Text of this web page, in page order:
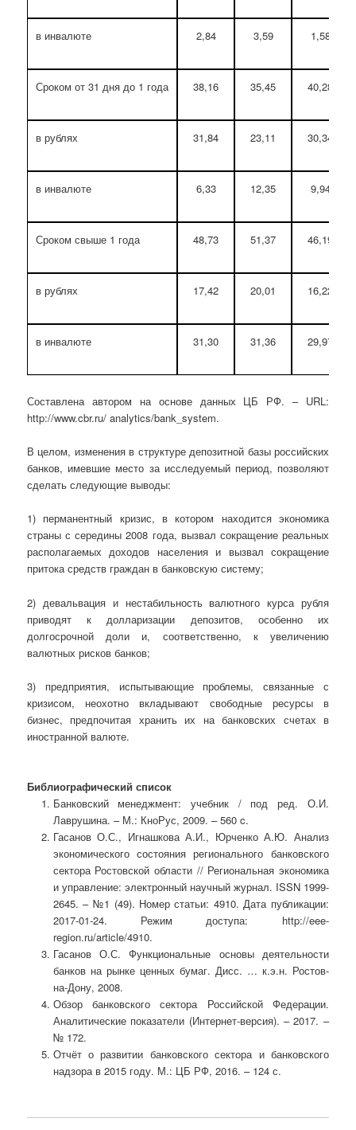
в инвалюте 2,84 3,59 1,58
Сроком от 31 дня до 1 года 38,16 35,45 40,28
в рублях 31,84 23,11 30,34
в инвалюте 6,33 12,35 9,94
Сроком свыше 1 года 48,73 51,37 46,19
в рублях 17,42 20,01 16,22
в инвалюте 31,30 31,36 29,97
Составлена автором на основе данных ЦБ РФ. – URL:
http://www.cbr.ru/ analytics/bank_system.
В целом, изменения в структуре депозитной базы российских
банков, имевшие место за исследуемый период, позволяют
сделать следующие выводы:
1) перманентный кризис, в котором находится экономика
страны с середины 2008 года, вызвал сокращение реальных
располагаемых доходов населения и вызвал сокращение
притока средств граждан в банковскую систему;
2) девальвация и нестабильность валютного курса рубля
приводят к долларизации депозитов, особенно их
долгосрочной доли и, соответственно, к увеличению
валютных рисков банков;
3) предприятия, испытывающие проблемы, связанные с
кризисом, неохотно вкладывают свободные ресурсы в
бизнес, предпочитая хранить их на банковских счетах в
иностранной валюте.
Библиографический список
Банковский менеджмент: учебник / под ред. О.И.
Лаврушина. – М.: КноРус, 2009. – 560 c.
Гасанов О.С., Игнашкова А.И., Юрченко А.Ю. Анализ
экономического состояния регионального банковского
сектора Ростовской области // Региональная экономика
и управление: электронный научный журнал. ISSN 1999-
2645. – №1 (49). Номер статьи: 4910. Дата публикации:
2017-01-24. Режим доступа: http://eee-
region.ru/article/4910.
Гасанов О.С. Функциональные основы деятельности
банков на рынке ценных бумаг. Дисс. … к.э.н. Ростов-
на-Дону, 2008.
Обзор банковского сектора Российской Федерации.
Аналитические показатели (Интернет-версия). – 2017. –
№ 172.
Отчёт о развитии банковского сектора и банковского
надзора в 2015 году. М.: ЦБ РФ, 2016. – 124 с.